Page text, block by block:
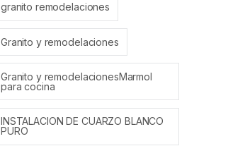
granito remodelaciones
Granito y remodelaciones
Granito y remodelacionesMarmol
para cocina
INSTALACION DE CUARZO BLANCO
PURO